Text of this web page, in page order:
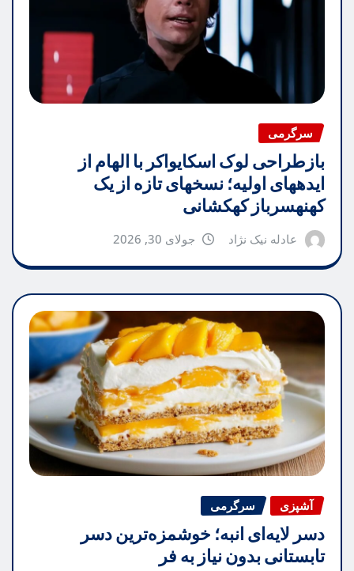
سرگرمی
بازطراحی لوک اسکایواکر با الهام از
ایدههای اولیه؛ نسخهای تازه از یک
کهنهسرباز کهکشانی
عادله نیک نژاد جولای 30, 2026
آشپزی سرگرمی
دسر لایه‌ای انبه؛ خوشمزه‌ترین دسر
تابستانی بدون نیاز به فر